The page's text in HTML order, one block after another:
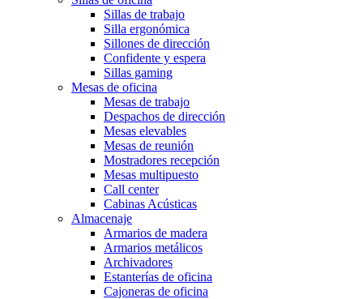
Sillas de trabajo
Silla ergonómica
Sillones de dirección
Confidente y espera
Sillas gaming
Mesas de oficina
Mesas de trabajo
Despachos de dirección
Mesas elevables
Mesas de reunión
Mostradores recepción
Mesas multipuesto
Call center
Cabinas Acústicas
Almacenaje
Armarios de madera
Armarios metálicos
Archivadores
Estanterías de oficina
Cajoneras de oficina